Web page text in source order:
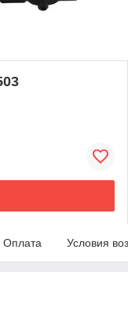
Оплата Условия